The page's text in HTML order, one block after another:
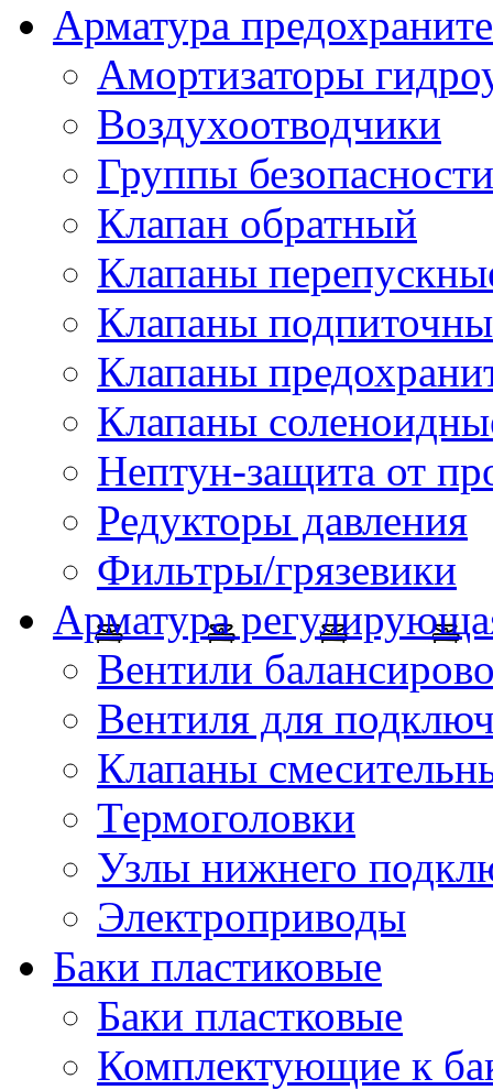
Арматура
Амортизаторы
Воздухоотводчики
Группы безопасности
Клапан обратный
Клапаны
Клапаны
Клапаны
Клапаны
Нептун-защита от
Редукторы давления
Фильтры/грязевики
Арматура
Вентили
Вентиля для
Клапаны
Термоголовки
Узлы нижнего
Электроприводы
Баки пластиковые
Баки пластковые
Комплектующие к